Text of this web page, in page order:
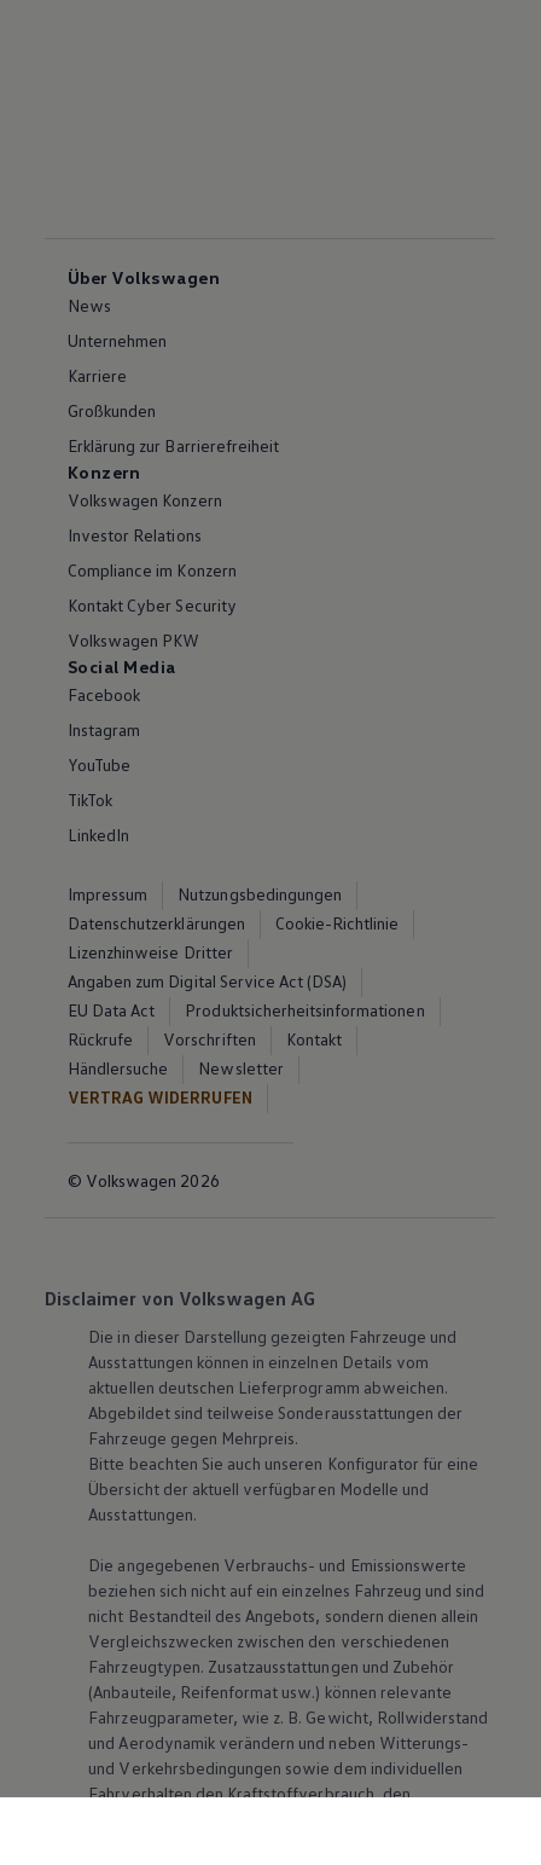
Über Volkswagen
News
Unternehmen
Karriere
Großkunden
Erklärung zur Barrierefreiheit
Konzern
Volkswagen Konzern
Investor Relations
Compliance im Konzern
Kontakt Cyber Security
Volkswagen PKW
Social Media
Facebook
Instagram
YouTube
TikTok
LinkedIn
Impressum
Nutzungsbedingungen
Datenschutzerklärungen
Cookie-Richtlinie
Lizenzhinweise Dritter
Angaben zum Digital Service Act (DSA)
EU Data Act
Produktsicherheitsinformationen
Rückrufe
Vorschriften
Kontakt
Händlersuche
Newsletter
VERTRAG WIDERRUFEN
© Volkswagen 2026
Disclaimer von Volkswagen AG
Die in dieser Darstellung gezeigten Fahrzeuge und
Ausstattungen können in einzelnen Details vom
aktuellen deutschen Lieferprogramm abweichen.
Abgebildet sind teilweise Sonderausstattungen der
Fahrzeuge gegen Mehrpreis.
Bitte beachten Sie auch unseren Konfigurator für eine
Übersicht der aktuell verfügbaren Modelle und
Ausstattungen.
Die angegebenen Verbrauchs- und Emissionswerte
beziehen sich nicht auf ein einzelnes Fahrzeug und sind
nicht Bestandteil des Angebots, sondern dienen allein
Vergleichszwecken zwischen den verschiedenen
Fahrzeugtypen. Zusatzausstattungen und Zubehör
(Anbauteile, Reifenformat usw.) können relevante
Fahrzeugparameter, wie z. B. Gewicht, Rollwiderstand
und Aerodynamik verändern und neben Witterungs-
und Verkehrsbedingungen sowie dem individuellen
Fahrverhalten den Kraftstoffverbrauch, den